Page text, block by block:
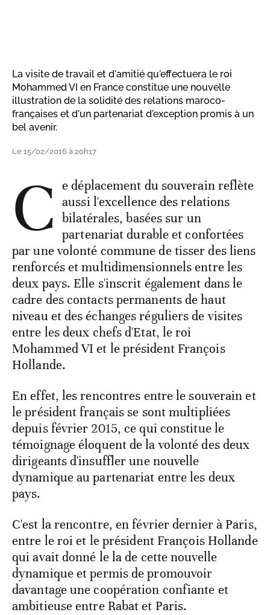
La visite de travail et d'amitié qu'effectuera le roi
Mohammed VI en France constitue une nouvelle
illustration de la solidité des relations maroco-
françaises et d'un partenariat d'exception promis à un
bel avenir.
Le 15/02/2016 à 20h17
C e déplacement du souverain reflète
aussi l'excellence des relations
bilatérales, basées sur un
partenariat durable et confortées
par une volonté commune de tisser des liens
renforcés et multidimensionnels entre les
deux pays. Elle s'inscrit également dans le
cadre des contacts permanents de haut
niveau et des échanges réguliers de visites
entre les deux chefs d'Etat, le roi
Mohammed VI et le président François
Hollande.
En effet, les rencontres entre le souverain et
le président français se sont multipliées
depuis février 2015, ce qui constitue le
témoignage éloquent de la volonté des deux
dirigeants d'insuffler une nouvelle
dynamique au partenariat entre les deux
pays.
C'est la rencontre, en février dernier à Paris,
entre le roi et le président François Hollande
qui avait donné le la de cette nouvelle
dynamique et permis de promouvoir
davantage une coopération confiante et
ambitieuse entre Rabat et Paris.